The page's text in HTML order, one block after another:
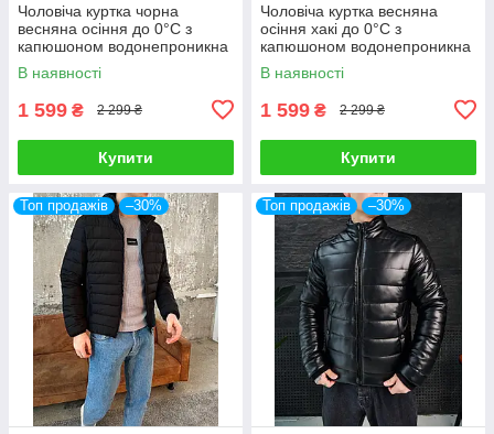
Чоловіча куртка чорна
весняна осіння до 0°C з
капюшоном водонепроникна
Вітровка чоловіча
демісезонна
В наявності
1 599 ₴ 2 299 ₴
Купити
Чоловіча куртка весняна
осіння хакі до 0°C з
капюшоном водонепроникна
Вітровка демісезонна
В наявності
1 599 ₴ 2 299 ₴
Купити
Топ продажів –30% Топ продажів –30%